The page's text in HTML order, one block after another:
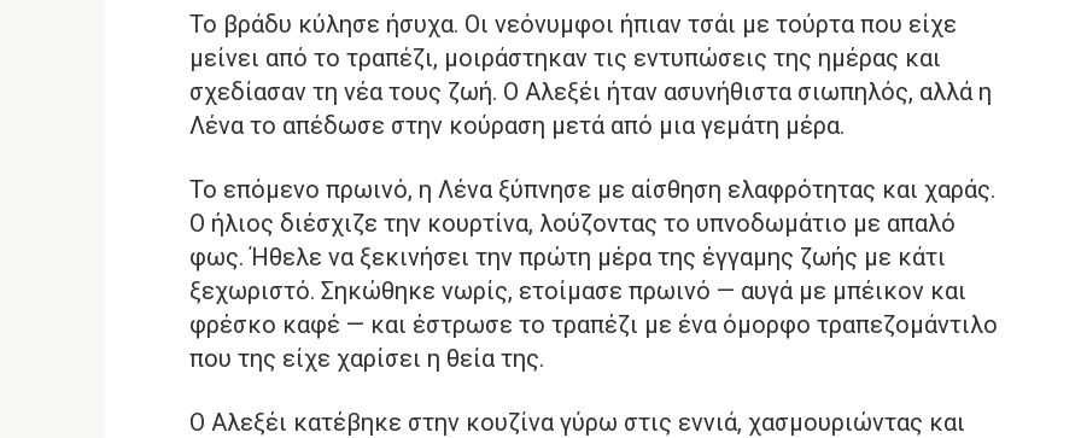
Το βράδυ κύλησε ήσυχα. Οι νεόνυμφοι ήπιαν τσάι με τούρτα που είχε
μείνει από το τραπέζι, μοιράστηκαν τις εντυπώσεις της ημέρας και
σχεδίασαν τη νέα τους ζωή. Ο Αλεξέι ήταν ασυνήθιστα σιωπηλός, αλλά η
Λένα το απέδωσε στην κούραση μετά από μια γεμάτη μέρα.
Το επόμενο πρωινό, η Λένα ξύπνησε με αίσθηση ελαφρότητας και χαράς.
Ο ήλιος διέσχιζε την κουρτίνα, λούζοντας το υπνοδωμάτιο με απαλό
φως. Ήθελε να ξεκινήσει την πρώτη μέρα της έγγαμης ζωής με κάτι
ξεχωριστό. Σηκώθηκε νωρίς, ετοίμασε πρωινό — αυγά με μπέικον και
φρέσκο καφέ — και έστρωσε το τραπέζι με ένα όμορφο τραπεζομάντιλο
που της είχε χαρίσει η θεία της.
Ο Αλεξέι κατέβηκε στην κουζίνα γύρω στις εννιά, χασμουριώντας και